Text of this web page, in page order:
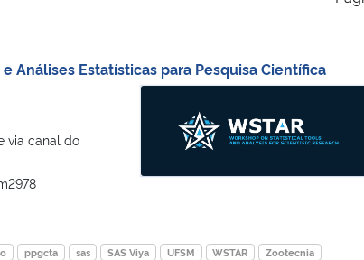
Análises Estatísticas para Pesquisa Científica
via canal do
ppgcta sas SAS Viya UFSM WSTAR Zootecnia